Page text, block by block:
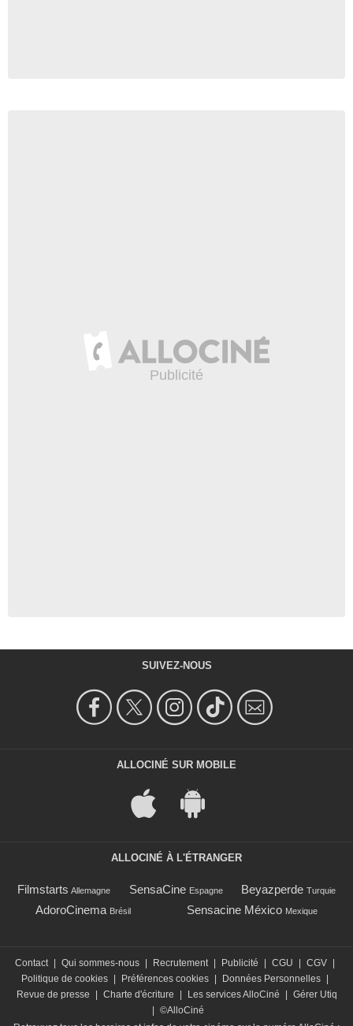
SUIVEZ-NOUS
ALLOCINÉ SUR MOBILE
ALLOCINÉ À L'ÉTRANGER
Filmstarts Allemagne SensaCine Espagne Beyazperde Turquie
AdoroCinema Brésil Sensacine México Mexique
Contact | Qui sommes-nous | Recrutement | Publicité | CGU | CGV |
Politique de cookies | Préférences cookies | Données Personnelles |
Revue de presse
| Charte d'écriture | Les services AlloCiné | Gérer Utiq
| ©AlloCiné